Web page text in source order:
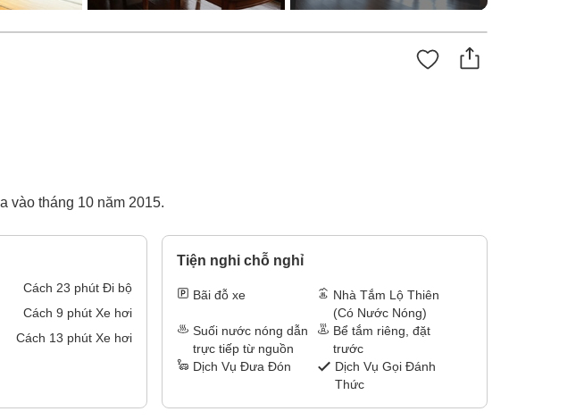
vào tháng 10 năm 2015.
Cách 23 phút Đi bộ
Cách 9 phút Xe hơi
Cách 13 phút Xe hơi
Tiện nghi chỗ nghỉ
Bãi đỗ xe
Nhà Tắm Lộ Thiên
(Có Nước Nóng)
Suối nước nóng dẫn
trực tiếp từ nguồn
Bể tắm riêng, đặt
trước
Dịch Vụ Đưa Đón
Dịch Vụ Gọi Đánh
Thức